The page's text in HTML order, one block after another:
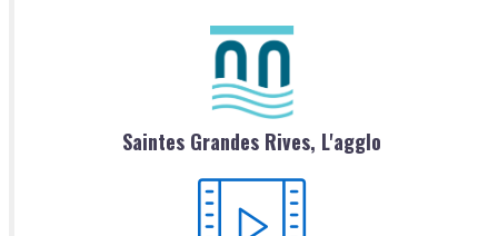
Saintes Grandes Rives, L'agglo